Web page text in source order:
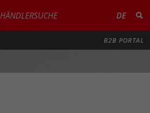
HÄNDLERSUCHE DE
B2B PORTAL